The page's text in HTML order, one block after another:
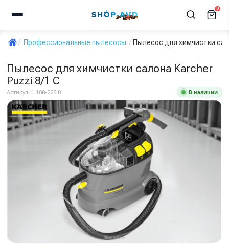
0
Профессиональные пылесосы Пылесос для химчистки
Пылесос для химчистки салона Karcher
Puzzi 8/1 C
Артикул: 1.100-225.0 В наличии